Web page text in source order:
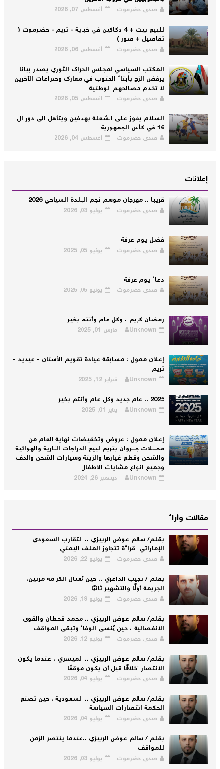
صدى حضرموت أغسطس 07, 2026
للبيع بيت + 4 دكاكين في خباية - تريم - حضرموت (
تفاصيل + صور )
صدى حضرموت أغسطس 06, 2026
المكتب السياسي لمجلس الحراك الثوري يصدر بيانا
يرفض الزج بأبناء الجنوب في معارك وصراعات الآخرين
لا تخدم مصالحهم الوطنية
صدى حضرموت أغسطس 05, 2026
السلام يفوز على الشعلة بهدفين ويتأهل الى دور ال
16 في كأس الجمهورية
صدى حضرموت أغسطس 04, 2026
إعلانات
قريبا .. مهرجان موسم نجم البلدة السياحي 2026
صدى حضرموت يوليو 03, 2026
فضل يوم عرفة
صدى حضرموت يونيو 05, 2025
دعاء يوم عرفة
صدى حضرموت يونيو 05, 2025
رمضان كريم ، وكل عام وأنتم بخير
Unknown مارس 01, 2025
إعلان ممول : مسابقة عيادة تقويم الأسنان - عيديد -
تريم
Unknown فبراير 12, 2025
2025 .. عام جديد وكل عام وأنتم بخير
Unknown يناير 01, 2025
إعلان ممول : عروض وتخفيضات نهاية العام من
محــــلات جــــروان بتريم لبيع الدراجات النارية والهوائية
والشحن وقطع غيارها والزينة وسيارات الشحن والدف
وجميع انواع مشايات الاطفال
Unknown ديسمبر 26, 2024
مقالات وأراء
بقلم/ سالم عوض الربيزي .. التقارب السعودي
الإماراتي، قراءة تتجاوز الملف اليمني
صدى حضرموت يوليو 22, 2026
بقلم / نجيب الداعري .. حين تُغتال الكرامة مرتين،
الجريمة أولًا والتشهير ثانيًا
صدى حضرموت يوليو 19, 2026
بقلم/ سالم عوض الربيزي .. محمد قحطان والقوى
الانفصالية ، حين يُنسى الوفاء وتبقى المواقف
صدى حضرموت يوليو 12, 2026
بقلم/ سالم عوض الربيزي .. الميسري ، عندما يكون
الانتصار أخلاقًا قبل أن يكون موقفًا
صدى حضرموت يوليو 04, 2026
بقلم/ سالم عوض الربيزي .. السعودية ، حين تصنع
الحكمة انتصارات السياسة
صدى حضرموت يوليو 04, 2026
بقلم / سالم عوض الربيزي ..عندما ينتصر الزمن
للمواقف
صدى حضرموت يوليو 03, 2026